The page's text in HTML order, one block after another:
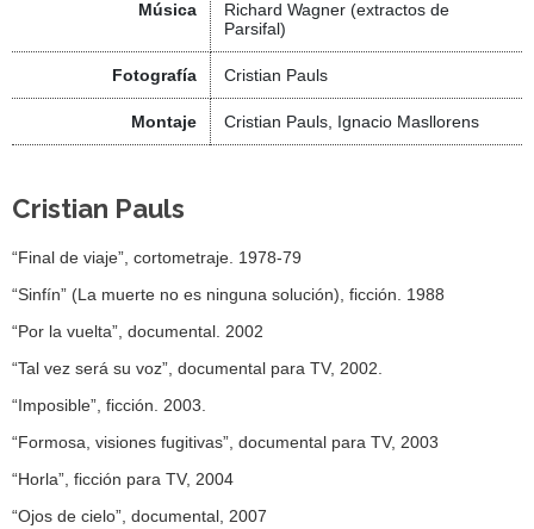
Música
Richard Wagner (extractos de
Parsifal)
Fotografía Cristian Pauls
Montaje Cristian Pauls, Ignacio Masllorens
Cristian Pauls
“Final de viaje”, cortometraje. 1978-79
“Sinfín” (La muerte no es ninguna solución), ficción. 1988
“Por la vuelta”, documental. 2002
“Tal vez será su voz”, documental para TV, 2002.
“Imposible”, ficción. 2003.
“Formosa, visiones fugitivas”, documental para TV, 2003
“Horla”, ficción para TV, 2004
“Ojos de cielo”, documental, 2007